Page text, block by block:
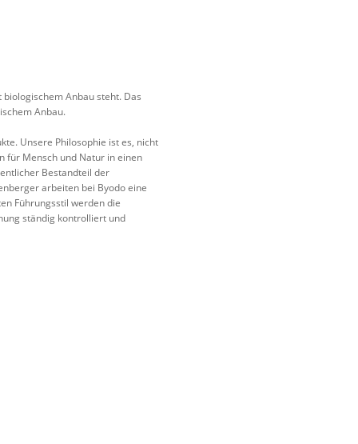
Anbau steht. Das
Anbau.
Unsere Philosophie ist es, nicht
für Mensch und Natur in einen
Bestandteil der
arbeiten bei Byodo eine
Führungsstil werden die
ständig kontrolliert und